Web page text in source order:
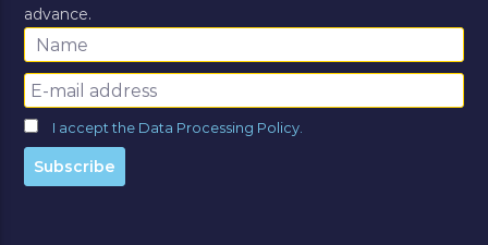
advance.
I accept the Data Processing Policy.